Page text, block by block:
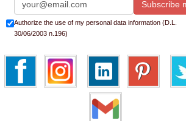
Authorize the use of my personal data information (D.L.
30/06/2003 n.196)